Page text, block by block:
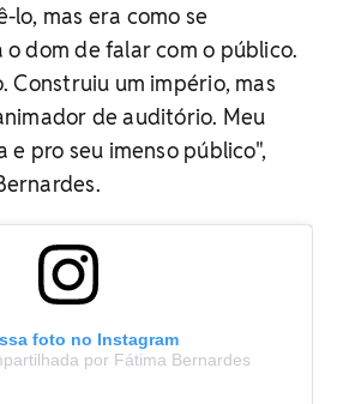
lo, mas era como se
o dom de falar com o público.
Construiu um império, mas
de auditório. Meu
pro seu imenso público",
foto no Instagram
por Fátima Bernardes